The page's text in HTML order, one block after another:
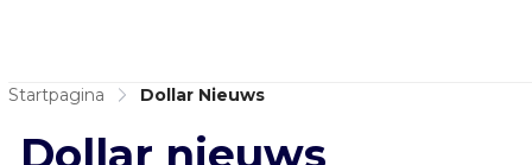
Startpagina Dollar Nieuws
Dollar nieuws